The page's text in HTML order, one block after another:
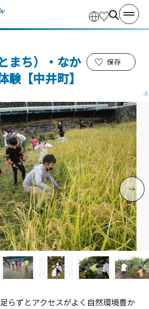
まち）・なか
験【中井町】
保存
らずとアクセスがよく自然環境豊か